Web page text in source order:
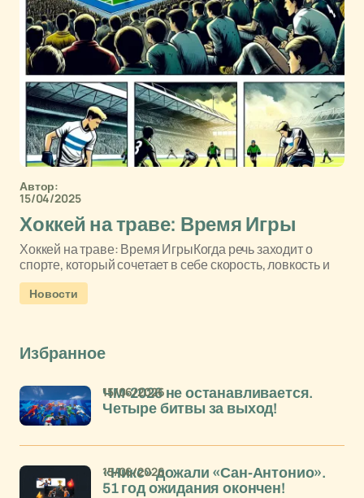
Автор:
15/04/2025
Хоккей на траве: Время Игры
Хоккей на траве: Время ИгрыКогда речь заходит о
спорте, который сочетает в себе скорость, ловкость и
Новости
Избранное
ЧМ-2026 не останавливается.
Четыре битвы за выход!
15/06/2026
«Никс» дожали «Сан-Антонио».
51 год ожидания окончен!
15/06/2026